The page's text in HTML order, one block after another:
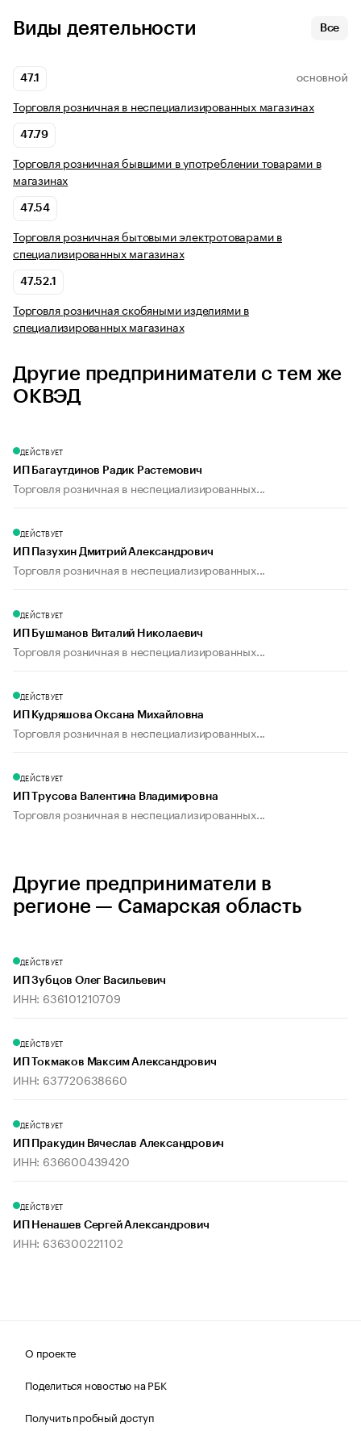
Виды деятельности Все
47.1 ОСНОВНОЙ
Торговля розничная в неспециализированных магазинах
47.79
Торговля розничная бывшими в употреблении товарами в
магазинах
47.54
Торговля розничная бытовыми электротоварами в
специализированных магазинах
47.52.1
Торговля розничная скобяными изделиями в
специализированных магазинах
Другие предприниматели с тем же
ОКВЭД
ДЕЙСТВУЕТ
ИП Багаутдинов Радик Растемович
Торговля розничная в неспециализированных...
ДЕЙСТВУЕТ
ИП Пазухин Дмитрий Александрович
Торговля розничная в неспециализированных...
ДЕЙСТВУЕТ
ИП Бушманов Виталий Николаевич
Торговля розничная в неспециализированных...
ДЕЙСТВУЕТ
ИП Кудряшова Оксана Михайловна
Торговля розничная в неспециализированных...
ДЕЙСТВУЕТ
ИП Трусова Валентина Владимировна
Торговля розничная в неспециализированных...
Другие предприниматели в
регионе — Самарская область
ДЕЙСТВУЕТ
ИП Зубцов Олег Васильевич
ИНН: 636101210709
ДЕЙСТВУЕТ
ИП Токмаков Максим Александрович
ИНН: 637720638660
ДЕЙСТВУЕТ
ИП Пракудин Вячеслав Александрович
ИНН: 636600439420
ДЕЙСТВУЕТ
ИП Ненашев Сергей Александрович
ИНН: 636300221102
О проекте
Поделиться новостью на РБК
Получить пробный доступ